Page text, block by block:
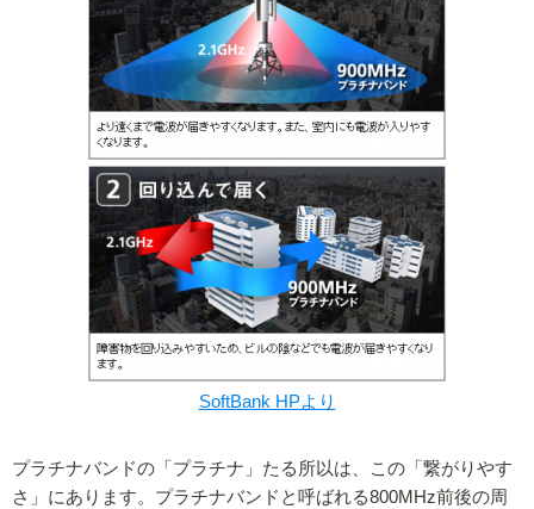
SoftBank HPより
プラチナバンドの「プラチナ」たる所以は、この「繋がりやす
さ」にあります。プラチナバンドと呼ばれる800MHz前後の周